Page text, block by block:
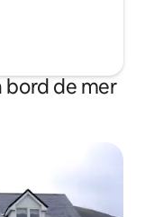
bord de mer